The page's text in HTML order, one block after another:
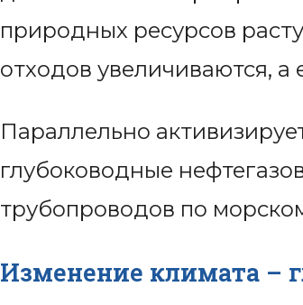
природных ресурсов
отходов увеличиваются, а
Параллельно
глубоководные
трубопроводов по
Изменение климата –